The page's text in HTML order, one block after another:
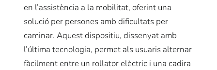
en l’assistència a la mobilitat, oferint una
solució per persones amb dificultats per
caminar. Aquest dispositiu, dissenyat amb
l’última tecnologia, permet als usuaris alternar
fàcilment entre un rollatorelèctric i una cadira